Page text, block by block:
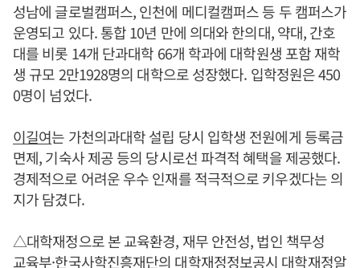
성남에 글로벌캠퍼스, 인천에 메디컬캠퍼스 등 두 캠퍼스가
운영되고 있다. 통합 10년 만에 의대와 한의대, 약대, 간호
대를 비롯 14개 단과대학 66개 학과에 대학원생 포함 재학
생 규모 2만1928명의 대학으로 성장했다. 입학정원은 450
0명이 넘었다.
이길여는 가천의과대학 설립 당시 입학생 전원에게 등록금
면제, 기숙사 제공 등의 당시로선 파격적 혜택을 제공했다.
경제적으로 어려운 우수 인재를 적극적으로 키우겠다는 의
지가 담겼다.
△대학재정으로 본 교육환경, 재무 안전성, 법인 책무성
교육부·한국사학진흥재단의 대학재정정보공시 대학재정알